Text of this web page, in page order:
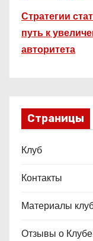
Стратегии
путь к
авторитета
Страницы
Клуб
Контакты
Материалы
Отзывы о